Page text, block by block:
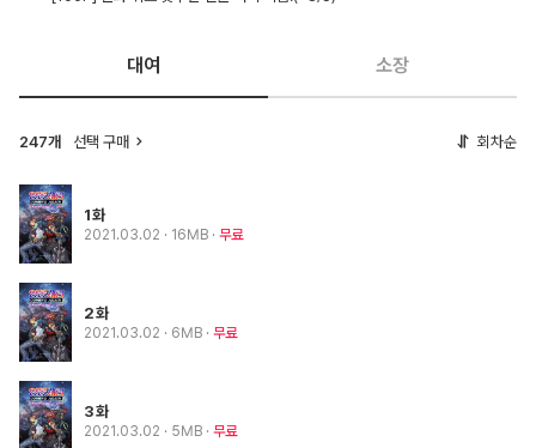
대여 소장
247개 선택 구매 회차순
1화
2021.03.02 · 16MB 무료
2화
2021.03.02 · 6MB 무료
3화
2021.03.02 · 5MB 무료